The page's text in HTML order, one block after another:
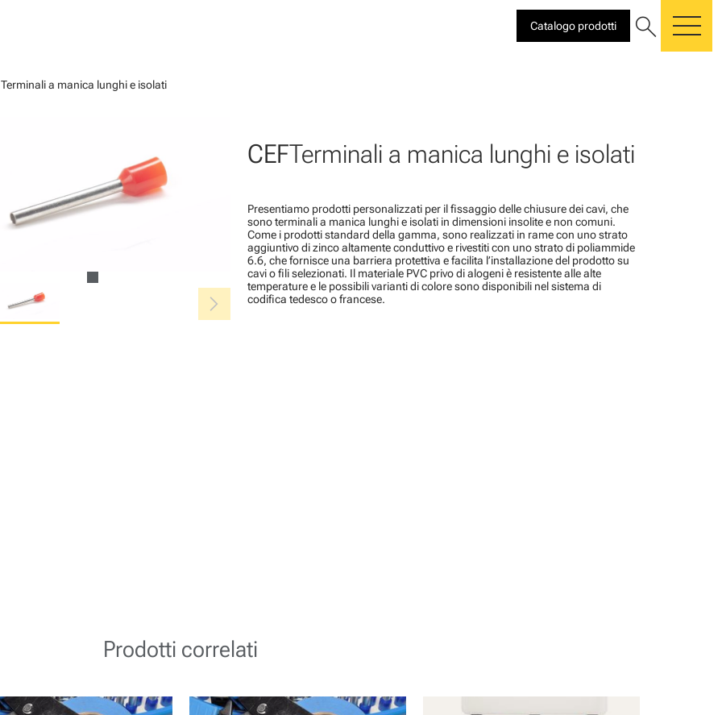
Catalogo prodotti search
Terminali a manica lunghi e isolati
chevron_right
CEFTerminali a manica lunghi e isolati
Presentiamo prodotti personalizzati per il fissaggio delle chiusure dei cavi, che
sono terminali a manica lunghi e isolati in dimensioni insolite e non comuni.
Come i prodotti standard della gamma, sono realizzati in rame con uno strato
aggiuntivo di zinco altamente conduttivo e rivestiti con uno strato di poliammide
6.6, che fornisce una barriera protettiva e facilita l’installazione del prodotto su
cavi o fili selezionati. Il materiale PVC privo di alogeni è resistente alle alte
temperature e le possibili varianti di colore sono disponibili nel sistema di
codifica tedesco o francese.
Prodotti correlati